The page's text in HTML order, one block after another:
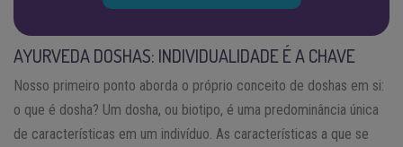
AYURVEDA DOSHAS: INDIVIDUALIDADE É A CHAVE
Nosso primeiro ponto aborda o próprio conceito de doshas em si:
o que é dosha? Um dosha, ou biotipo, é uma predominância única
de características em um indivíduo. As características a que se